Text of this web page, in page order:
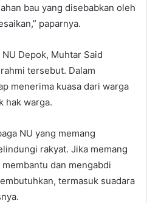
bau yang disebabkan oleh
paparnya.
Depok, Muhtar Said
tersebut. Dalam
menerima kuasa dari warga
hak warga.
NU yang memang
rakyat. Jika memang
dan mengabdi
termasuk suadara